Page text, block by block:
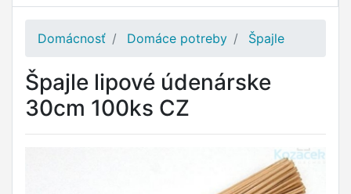
Domácnosť Domáce potreby Špajle
Špajle lipové údenárske
30cm 100ks CZ